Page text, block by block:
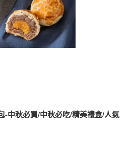
-中秋必買/中秋必吃/精美禮盒/人氣